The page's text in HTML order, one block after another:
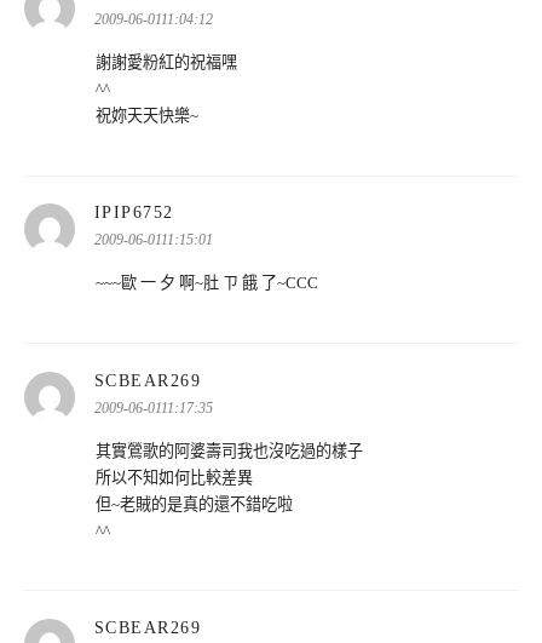
示:
2009-06-0111:04:12
謝謝愛粉紅的祝福嘿
^^
祝妳天天快樂~
IPIP6752
示:
2009-06-0111:15:01
~~~歐 一 夕 啊~肚 ㄗ 餓 了~CCC
SCBEAR269
示:
2009-06-0111:17:35
其實鶯歌的阿婆壽司我也沒吃過的樣子
所以不知如何比較差異
但~老賊的是真的還不錯吃啦
^^
SCBEAR269